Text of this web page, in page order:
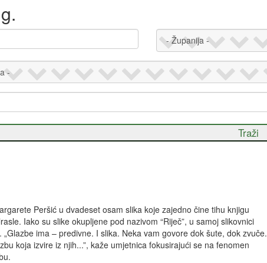
Peršić u dvadeset osam slika koje zajedno čine tihu knjigu
Iako su slike okupljene pod nazivom “Riječ”, u samoj slikovnici
ima – predivne. I slika. Neka vam govore dok šute, dok zvuče.
koja izvire iz njih...”, kaže umjetnica fokusirajući se na fenomen